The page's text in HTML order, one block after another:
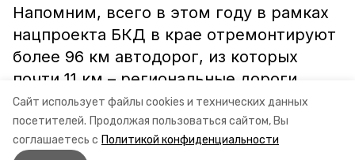
Сайт использует файлы cookies и технических данных
посетителей. Продолжая пользоваться сайтом, Вы
соглашаетесь с Политикой конфиденциальности
Напомним, всего в этом году в рамках
нацпроекта БКД в крае отремонтируют
более 96 км автодорог, из которых
почти 11 км – региональные дороги.
Информация: миндор СК